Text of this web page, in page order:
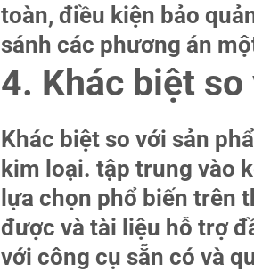
toàn, điều kiện bảo
sánh các phương án
4. Khác biệt
Khác biệt so với sản
kim loại. tập trung vào
lựa chọn phổ biến trên
được và tài liệu hỗ trợ
với công cụ sẵn có và